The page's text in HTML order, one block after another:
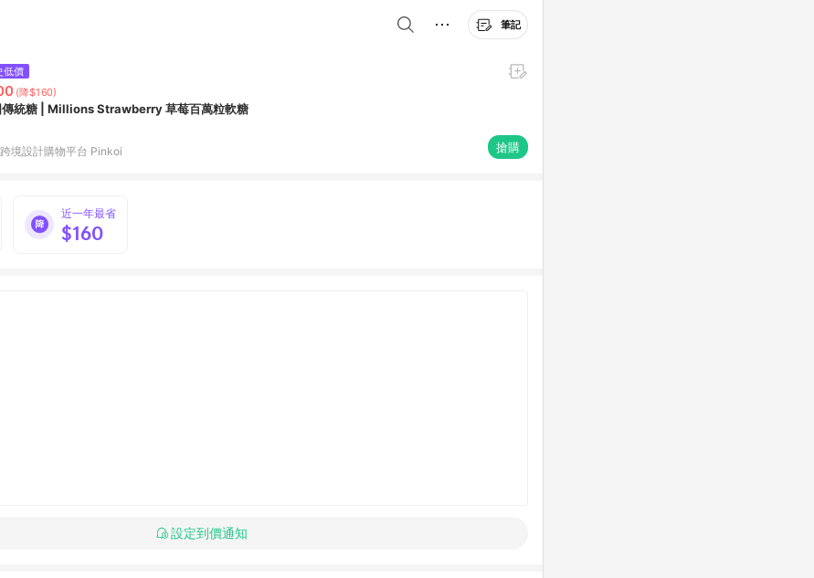
筆記
低價
(降$160)
傳統糖 | Millions Strawberry 草莓百萬粒軟糖
境設計購物平台 Pinkoi 搶購
近一年最省
$160
設定到價通知